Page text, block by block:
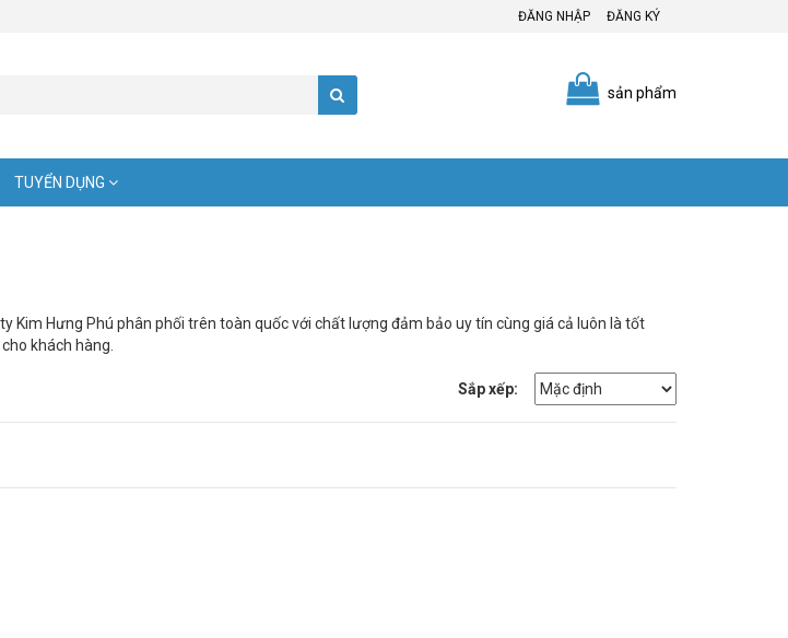
ĐĂNG NHẬP ĐĂNG KÝ
sản phẩm
TUYỂN DỤNG
Kim Hưng Phú phân phối trên toàn quốc với chất lượng đảm bảo uy tín cùng giá cả luôn là tốt
khách hàng.
Sắp xếp: